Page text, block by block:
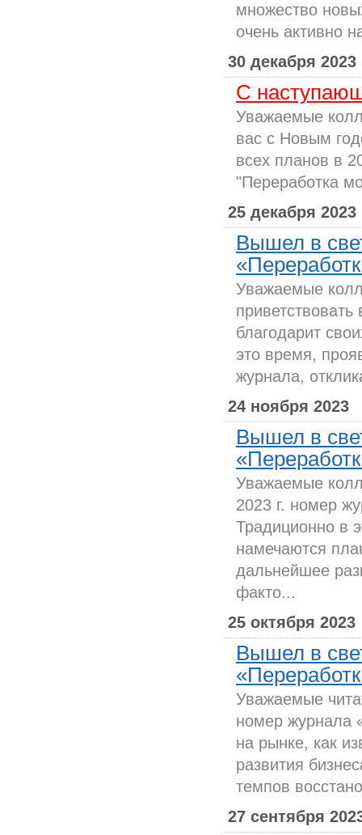
множество
очень активно
30 декабря 2023
С
Уважаемые
вас с Новым
всех планов в
"Переработка
25 декабря 2023
Вышел в
Уважаемые
благодарит
это время,
журнала,
24 ноября 2023
Вышел в
Уважаемые
2023 г. номер
Традиционно в
намечаются
дальнейшее
факто...
25 октября 2023
Вышел в
Уважаемые
номер журнала
на рынке, как
развития
темпов
27 сентября